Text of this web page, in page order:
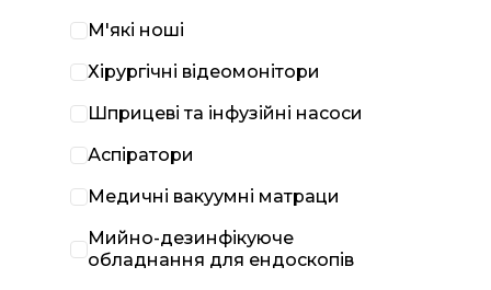
М'які ноші
Хірургічні відеомонітори
Шприцеві та інфузійні насоси
Аспіратори
Медичні вакуумні матраци
Мийно-дезинфікуюче
обладнання для ендоскопів